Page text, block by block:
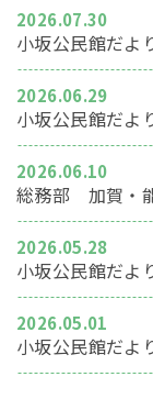
2026.07.30
小坂公民館だよ
2026.06.29
小坂公民館だよ
2026.06.10
総務部 加賀・
2026.05.28
小坂公民館だよ
2026.05.01
小坂公民館だよ